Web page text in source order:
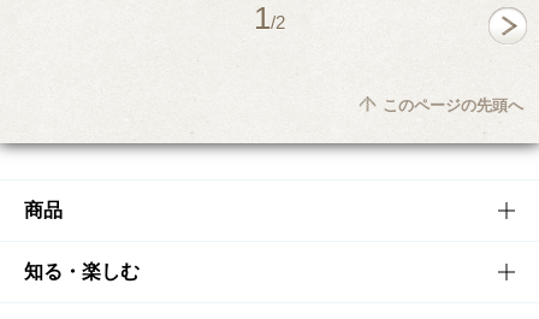
1/2
このページの先頭へ
商品
商品TOP
知る・楽しむ